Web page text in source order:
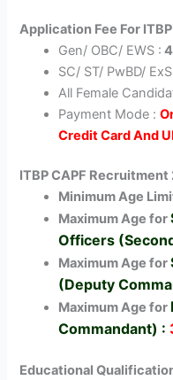
Application Fee For
Gen/ OBC/ EWS :
SC/ ST/ PwBD/
All Female
Payment Mode :
Credit Card And
ITBP CAPF
Minimum Age
Maximum Age for
Officers
Maximum Age for
(Deputy
Maximum Age for
Commandant) :
Educational